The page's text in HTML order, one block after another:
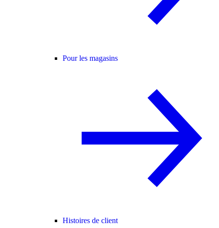
Pour les magasins
Histoires de client